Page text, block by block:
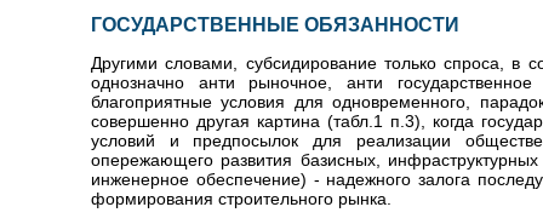
ГОСУДАРСТВЕННЫЕ ОБЯЗАННОСТИ
Другими словами, субсидирование только спроса, в
однозначно анти рыночное, анти
благоприятные условия для одновременного,
совершенно другая картина (табл.1 п.3), когда
условий и предпосылок для реализации
опережающего развития базисных,
инженерное обеспечение) - надежного залога
формирования строительного рынка.